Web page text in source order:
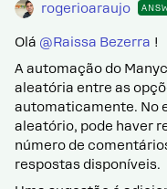
rogerioaraujo
Olá ​ @Raissa Bezerra !
A automação do
aleatória entre as
automaticamente. No
aleatório, pode haver
número de
respostas disponíveis.